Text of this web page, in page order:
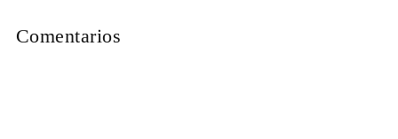
Comentarios